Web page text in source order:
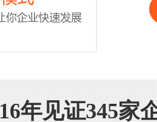
16年见证345家